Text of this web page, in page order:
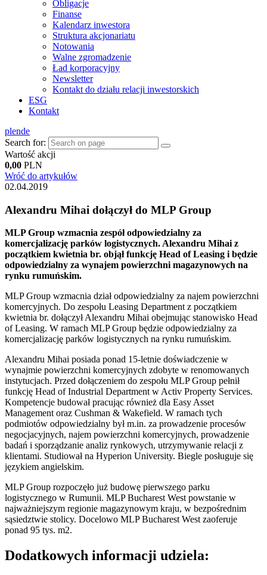
Obligacje
Finanse
Kalendarz inwestora
Struktura akcjonariatu
Notowania
Walne zgromadzenie
Ład korporacyjny
Newsletter
Kontakt do działu relacji inwestorskich
ESG
Kontakt
plende
Search for:
Wartość akcji
0,00 PLN
Wróć do artykułów
02.04.2019
Alexandru Mihai dołączył do MLP Group
MLP Group wzmacnia zespół odpowiedzialny za
komercjalizację parków logistycznych. Alexandru Mihai z
początkiem kwietnia br. objął funkcję Head of Leasing i będzie
odpowiedzialny za wynajem powierzchni magazynowych na
rynku rumuńskim.
MLP Group wzmacnia dział odpowiedzialny za najem powierzchni
komercyjnych. Do zespołu Leasing Department z początkiem
kwietnia br. dołączył Alexandru Mihai obejmując stanowisko Head
of Leasing. W ramach MLP Group będzie odpowiedzialny za
komercjalizację parków logistycznych na rynku rumuńskim.
Alexandru Mihai posiada ponad 15-letnie doświadczenie w
wynajmie powierzchni komercyjnych zdobyte w renomowanych
instytucjach. Przed dołączeniem do zespołu MLP Group pełnił
funkcję Head of Industrial Department w Activ Property Services.
Kompetencje budował pracując również dla Easy Asset
Management oraz Cushman & Wakefield. W ramach tych
podmiotów odpowiedzialny był m.in. za prowadzenie procesów
negocjacyjnych, najem powierzchni komercyjnych, prowadzenie
badań i sporządzanie analiz rynkowych, utrzymywanie relacji z
klientami. Studiował na Hyperion University. Biegle posługuje się
językiem angielskim.
MLP Group rozpoczęło już budowę pierwszego parku
logistycznego w Rumunii. MLP Bucharest West powstanie w
najważniejszym regionie magazynowym kraju, w bezpośrednim
sąsiedztwie stolicy. Docelowo MLP Bucharest West zaoferuje
ponad 95 tys. m2.
Dodatkowych informacji udziela: